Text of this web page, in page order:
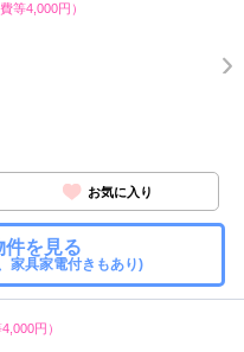
等4,000円）
お気に入り
件を見る
家具家電付きもあり)
円）